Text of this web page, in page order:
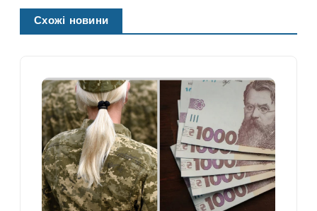
Схожі новини